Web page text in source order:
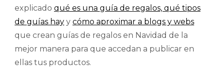
explicado qué es una guía de regalos, qué tipos
de guías hay y cómo aproximar a blogs y webs
que crean guías de regalos en Navidad de la
mejor manera para que accedan a publicar en
ellas tus productos.